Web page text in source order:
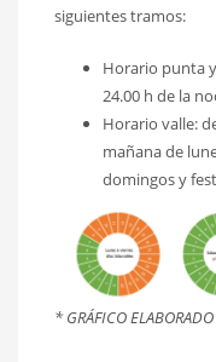
siguientes tramos:
Horario punta
24.00 h de la
Horario valle:
mañana de
domingos y
* GRÁFICO